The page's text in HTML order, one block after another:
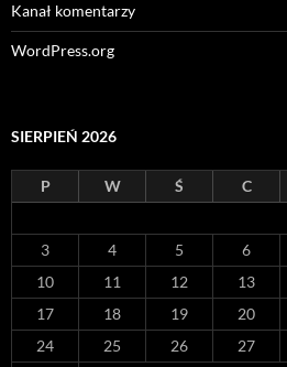
Kanał komentarzy
WordPress.org
SIERPIEŃ 2026
P W Ś C
3
4 5 6
10
11 12 13
17
18 19 20
24
25 26 27